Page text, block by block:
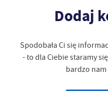
Dodaj
Spodobała Ci się
- to dla Ciebie staramy
bardzo